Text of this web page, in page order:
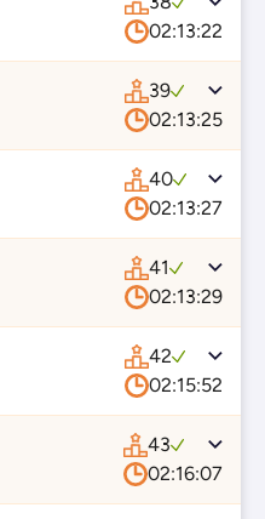
02:13:22
39
02:13:25
40
02:13:27
41
02:13:29
42
02:15:52
43
02:16:07